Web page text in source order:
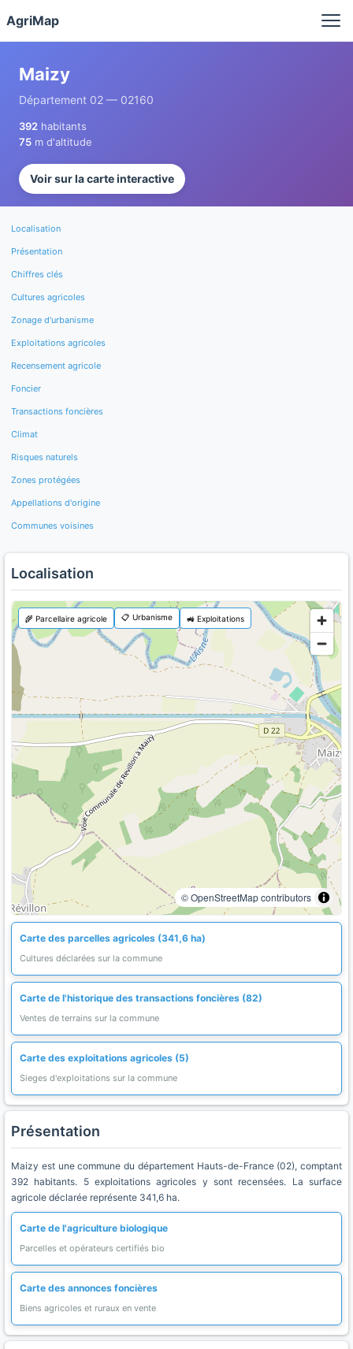
AgriMap
Maizy
Département 02 — 02160
392 habitants
75 m d'altitude
Voir sur la carte interactive
Localisation
Présentation
Chiffres clés
Cultures agricoles
Zonage d'urbanisme
Exploitations agricoles
Recensement agricole
Foncier
Transactions foncières
Climat
Risques naturels
Zones protégées
Appellations d'origine
Communes voisines
Localisation
© OpenStreetMap contributors
🌾 Parcellaire agricole 📋 Urbanisme 🚜 Exploitations
Carte des parcelles agricoles (341,6 ha)
Cultures déclarées sur la commune
Carte de l'historique des transactions foncières (82)
Ventes de terrains sur la commune
Carte des exploitations agricoles (5)
Sieges d'exploitations sur la commune
Présentation
Maizy est une commune du département Hauts-de-France (02), comptant
392 habitants. 5 exploitations agricoles y sont recensées. La surface
agricole déclarée représente 341,6 ha.
Carte de l'agriculture biologique
Parcelles et opérateurs certifiés bio
Carte des annonces foncières
Biens agricoles et ruraux en vente